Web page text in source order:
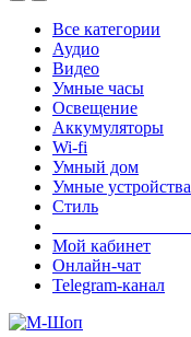
Все категории
Аудио
Видео
Умные часы
Освещение
Аккумуляторы
Wi-fi
Умный дом
Умные устройства
Стиль
Мой кабинет
Онлайн-чат
Telegram-канал